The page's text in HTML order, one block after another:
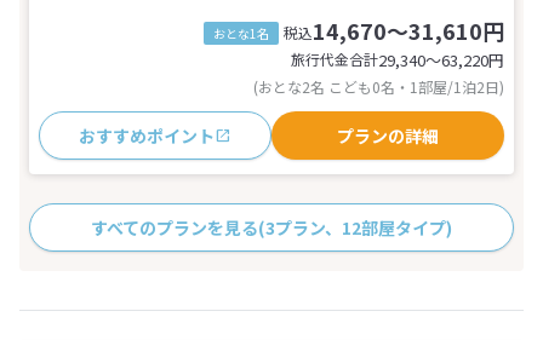
おとな1名 税込14,670～31,610円
旅行代金合計29,340〜63,220円
(おとな2名 こども0名・1部屋/1泊2日)
おすすめポイント プランの詳細
すべてのプランを見る(3プラン、12部屋タイプ)